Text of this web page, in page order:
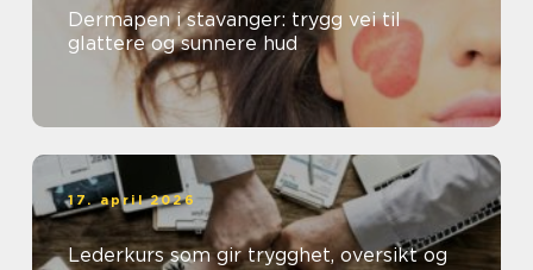
Dermapen i stavanger: trygg vei til
glattere og sunnere hud
17. april 2026
Lederkurs som gir trygghet, oversikt og